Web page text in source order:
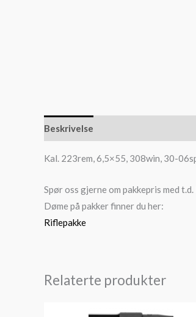
Beskrivelse
Kal. 223rem, 6,5×55, 308win, 30-
Spør oss gjerne om pakkepris med
Døme på pakker finner du her:
Riflepakke
Relaterte produkter